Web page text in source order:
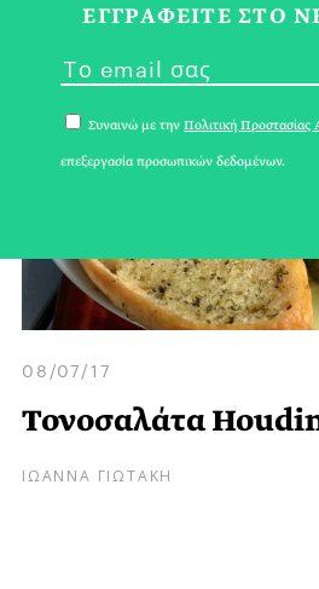
08/07/17
Τονοσαλάτα
ΙΩΑΝΝΑ ΓΙΩΤΑΚΗ
ΕΓΓPΑΦΕΙΤΕ ΣΤΟ
Συναινώ με την Πολιτική Προστασίας
επεξεργασία προσωπικών δεδομένων.